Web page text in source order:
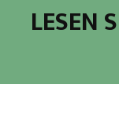
LESEN